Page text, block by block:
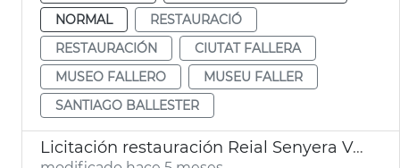
NORMAL
RESTAURACIÓ
RESTAURACIÓN
CIUTAT FALLERA
MUSEO FALLERO
MUSEU FALLER
SANTIAGO BALLESTER
Licitación restauración Reial Senyera València